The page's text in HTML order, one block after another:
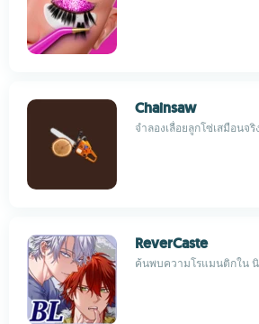
Chainsaw
จำลองเลื่อยลูกโซ่เสมือนจ
ReverCaste
ค้นพบความโรแมนติกใน